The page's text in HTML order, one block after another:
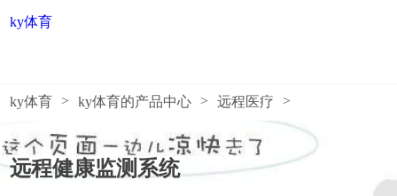
远程健康监测系统-ky体育
ky体育
ky体育 > ky体育的产品中心 > 远程医疗 >
远程健康监测系统